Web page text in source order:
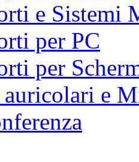
e Sistemi
per PC
per
auricolari e